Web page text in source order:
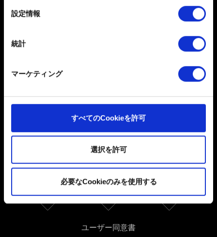
詳細セクション
で個人データの処理方法と設定を行って
ください。「Cookie宣言」からいつでも同意を変更また
だくために必要なものです。その他のCookieは、ウェブ
サイトの品質向上のために、オプションとして技術的お
た、ソーシャルメディア上などでお客様が興味を持ちそ
うなコンテンツをお届けするために、一部のCookieをパ
これらのオプションが有効になることはありません。
Cookieの使用およびパフォーマンスの変更点に関する詳
細は、下記の「設定」メニューでご確認ください。
設定情報
統計
マーケティング
すべてのCookieを許可
選択を許可
必要なCookieのみを使用する
日本語
ソーシャルメディア
ユーザー同意書